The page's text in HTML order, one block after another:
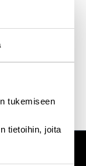
tukemiseen
tietoihin, joita